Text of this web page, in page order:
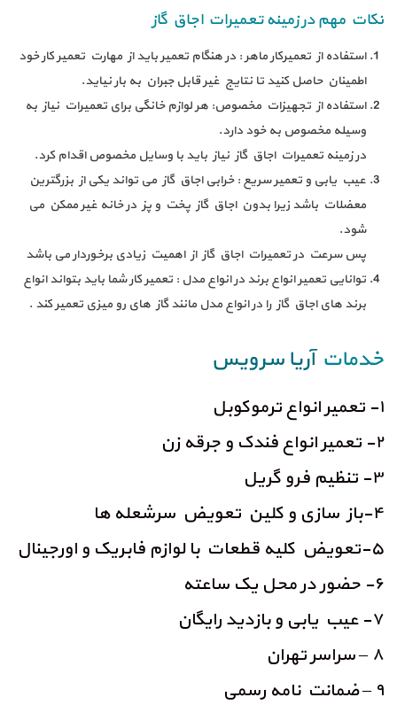
نکات مهم در زمینه تعمیرات اجاق گاز
استفاده از تعمیرکار ماهر : در هنگام تعمیر باید از مهارت تعمیر کار خود
اطمینان حاصل کنید تا نتایج غیر قابل جبران به بار نیاید.
استفاده از تجهیزات مخصوص: هر لوازم خانگی برای تعمیرات نیاز به
وسیله مخصوص به خود دارد.
در زمینه تعمیرات اجاق گاز نیاز باید با وسایل مخصوص اقدام کرد.
عیب یابی و تعمیر سریع : خرابی اجاق گاز می تواند یکی از بزرگترین
معضلات باشد زیرا بدون اجاق گاز پخت و پز در خانه غیر ممکن می
شود.
پس سرعت در تعمیرات اجاق گاز از اهمیت زیادی برخوردار می باشد
توانایی تعمیر انواع برند در انواع مدل : تعمیر کار شما باید بتواند انواع
برند های اجاق گاز را در انواع مدل مانند گاز های رو میزی تعمیر کند .
خدمات آریا سرویس
۱- تعمیر انواع ترموکوبل
۲- تعمیر انواع فندک و جرقه زن
۳- تنظیم فرو گریل
۴-باز سازی و کلین تعویض سرشعله ها
۵-تعویض کلیه قطعات با لوازم فابریک و اورجینال
۶- حضور در محل یک ساعته
۷- عیب یابی و بازدید رایگان
۸ – سراسر تهران
۹ – ضمانت نامه رسمی